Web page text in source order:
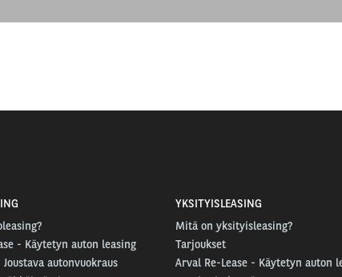
- Käytetyn auton leasing
Joustava autonvuokraus
YKSITYISLEASING
Mitä on yksityisleasing?
Tarjoukset
Arval Re-Lease - Käytetyn auton